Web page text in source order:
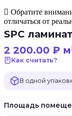
Обратите
отличаться от
SPC
2 200.00 ₽
Как считать?
В одной
Площадь